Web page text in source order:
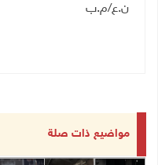
ن.ع/م.ب
مواضيع ذات صلة